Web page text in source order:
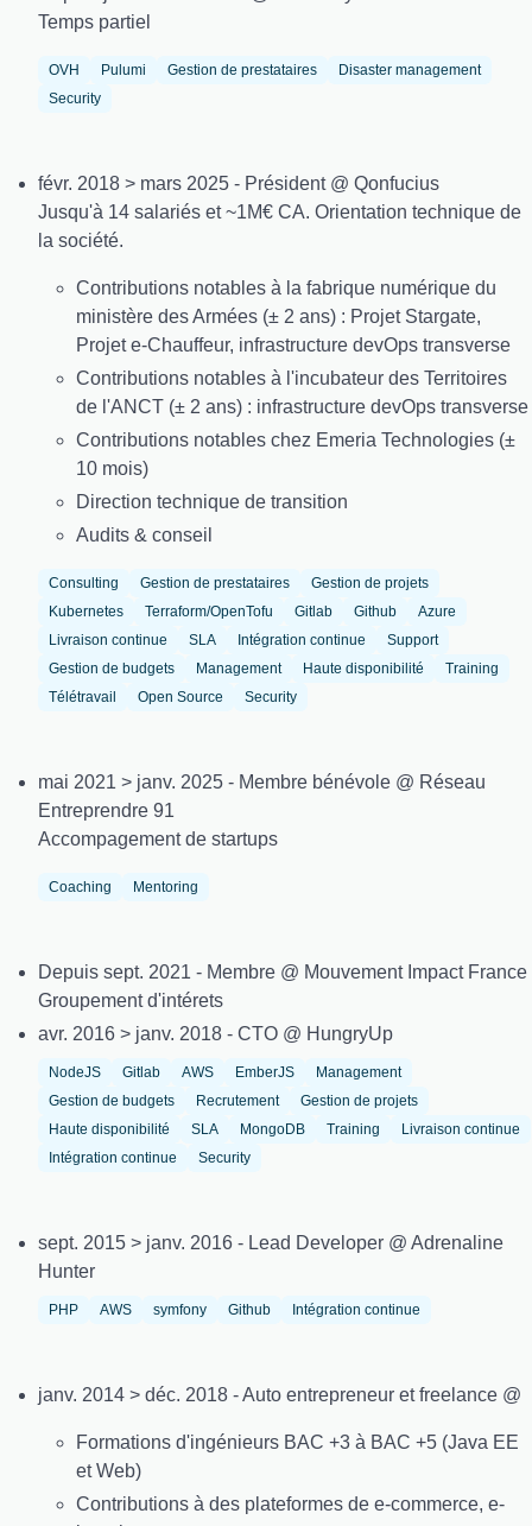
Temps partiel
OVH Pulumi Gestion de prestataires
Disaster management
Security
févr. 2018 > mars 2025 - Président @ Qonfucius
Jusqu'à 14 salariés et ~1M€ CA. Orientation technique de
la société.
Contributions notables à la fabrique numérique du
ministère des Armées (± 2 ans) : Projet Stargate,
Projet e-Chauffeur, infrastructure devOps transverse
Contributions notables à l'incubateur des Territoires
de l'ANCT (± 2 ans) : infrastructure devOps transverse
Contributions notables chez Emeria Technologies (±
10 mois)
Direction technique de transition
Audits & conseil
Consulting Gestion de prestataires
Gestion de projets
Kubernetes
Terraform/OpenTofu Gitlab Github
Azure
Livraison continue
SLA Intégration continue
Support
Gestion de budgets
Management Haute disponibilité
Training
Télétravail
Open Source Security
mai 2021 > janv. 2025 - Membre bénévole @ Réseau
Entreprendre 91
Accompagement de startups
Coaching Mentoring
Depuis sept. 2021 - Membre @ Mouvement Impact France
Groupement d'intérets
avr. 2016 > janv. 2018 - CTO @ HungryUp
NodeJS Gitlab AWS EmberJS
Management
Gestion de budgets
Recrutement
Gestion de projets
Haute disponibilité
SLA MongoDB Training
Livraison continue
Intégration continue
Security
sept. 2015 > janv. 2016 - Lead Developer @ Adrenaline
Hunter
PHP AWS symfony Github Intégration continue
janv. 2014 > déc. 2018 - Auto entrepreneur et freelance @
Formations d'ingénieurs BAC +3 à BAC +5 (Java EE
et Web)
Contributions à des plateformes de e-commerce, e-